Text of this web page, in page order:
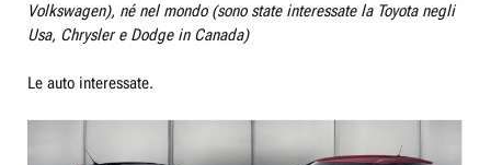
Volkswagen), né nel mondo (sono state interessate la Toyota negli
Usa, Chrysler e Dodge in Canada)
Le auto interessate.